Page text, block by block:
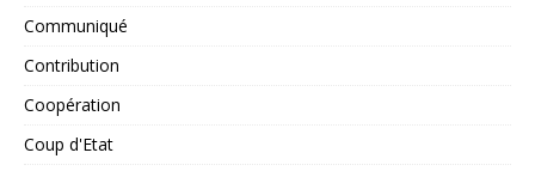
Communiqué
Contribution
Coopération
Coup d'Etat